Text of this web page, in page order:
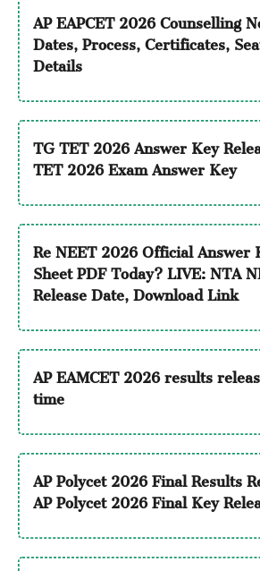
AP EAPCET 2026 Counselling
Dates, Process, Certificates,
Details
TG TET 2026 Answer Key
TET 2026 Exam Answer Key
Re NEET 2026 Official Answer
Sheet PDF Today? LIVE: NTA
Release Date, Download Link
AP EAMCET 2026 results
time
AP Polycet 2026 Final Results
AP Polycet 2026 Final Key